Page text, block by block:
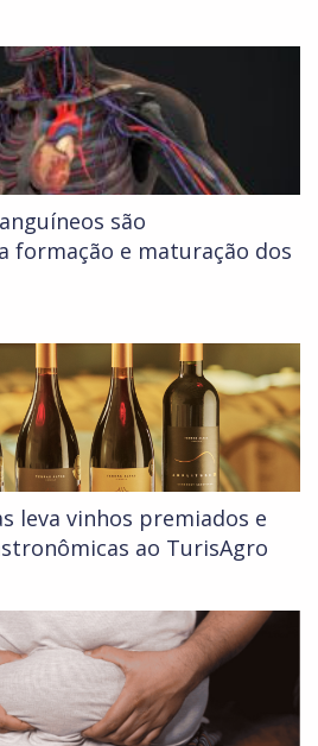
são
formação e maturação dos
leva vinhos premiados e
ao TurisAgro